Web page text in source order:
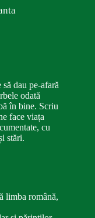
dau pe-afară
odată
în bine. Scriu
face viața
cu
stări.
limba română,